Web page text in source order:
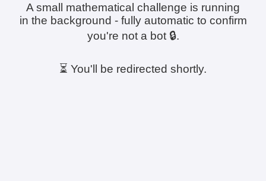
A small mathematical challenge is running
in the background - fully automatic to confirm
you're not a bot 🔒.
⏳ You'll be redirected shortly.